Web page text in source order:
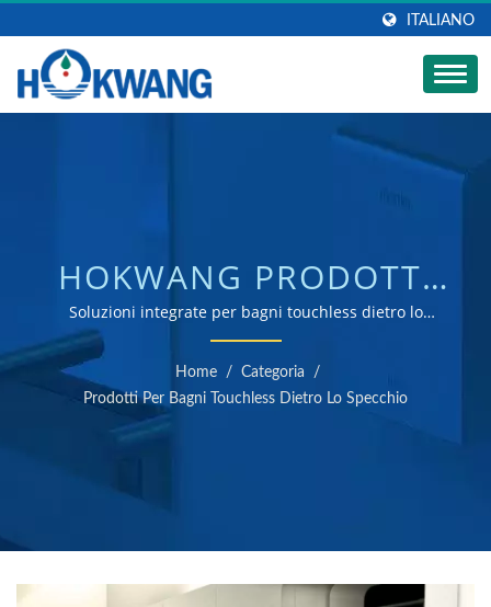
ITALIANO
HOKWANG PRODOTTI
IGIENICI TOUCHLESS
DIETRO LO SPECCHIO|
PRODUTTORE DI
DISPENSER DI SAPONE
INOSSIDABILE |
HOKWANG
Soluzioni integrate per bagni touchless dietro lo
specchio/ produttore di asciugamani e dispenser di
sapone certificato ISO 9001 e 14001
Home / Categoria
/
Prodotti Per Bagni Touchless Dietro Lo Specchio